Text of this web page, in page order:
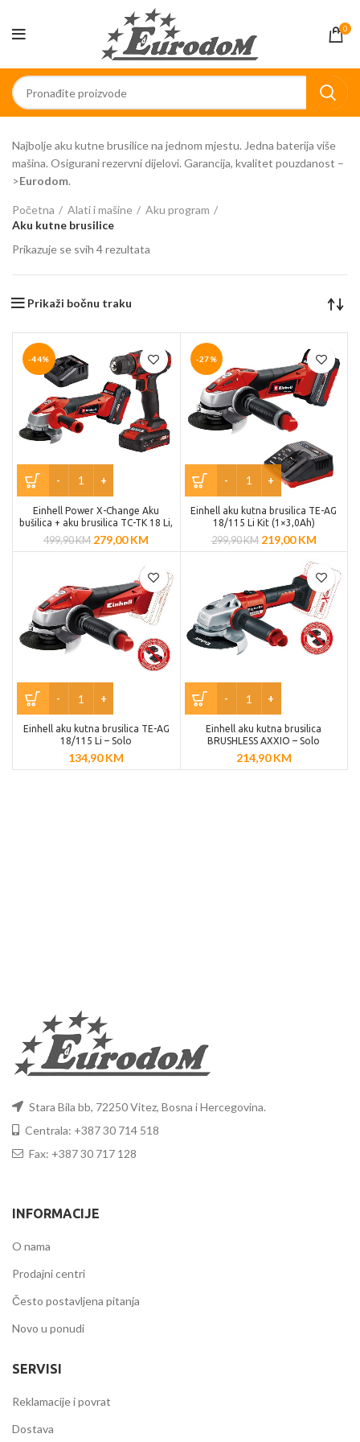
0
Najbolje aku kutne brusilice na jednom mjestu. Jedna baterija više
mašina. Osigurani rezervni dijelovi. Garancija, kvalitet pouzdanost –
>Eurodom.
Početna Alati i mašine
Aku program
Aku kutne brusilice
Prikazuje se svih 4 rezultata
Prikaži bočnu traku
-44%
Einhell Power X-Change Aku
bušilica + aku brusilica TC-TK 18 Li,
Kit (1×3,0 Ah + 1×1,5 Ah + punjač)
499,90KM 279,00KM
-27%
Einhell aku kutna brusilica TE-AG
18/115 Li Kit (1×3,0Ah)
299,90KM 219,00KM
Einhell aku kutna brusilica TE-AG
18/115 Li – Solo
134,90KM
Einhell aku kutna brusilica
BRUSHLESS AXXIO – Solo
214,90KM
Stara Bila bb, 72250 Vitez, Bosna i Hercegovina.
Centrala: +387 30 714 518
Fax: +387 30 717 128
INFORMACIJE
O nama
Prodajni centri
Često postavljena pitanja
Novo u ponudi
SERVISI
Reklamacije i povrat
Dostava